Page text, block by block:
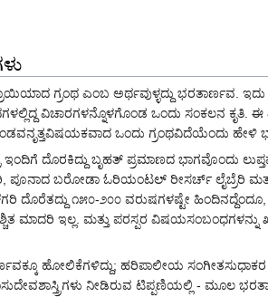
ಗ್ರಂಥ ಎಂಬ ಅರ್ಥವುಳ್ಳದ್ದು ಭರತಾರ್ಣವ.
ವಿಚಾರಗಳನ್ನೊಳಗೊಂಡ ಒಂದು ಸಂಕಲನ ಕೃತಿ. ಈ
ಒಂದು ಗ್ರಂಥವಿದೆಯೆಂದು ಹೇಳಿ
ದೊರಕಿದ್ದು ಬೃಹತ್ ಪ್ರಮಾಣದ ಭಾಗವೊಂದು
ಪೂನಾದ ಬರೋಡಾ ಓರಿಯಂಟಲ್ ರೀಸರ್ಚ್ ಲೈಬ್ರೆರಿ
ದೊರೆತದ್ದು ೧೫೦-೨೦೦ ವರುಷಗಳಷ್ಟೇ
ಮಾದರಿ ಇಲ್ಲ. ಮತ್ತು ಪರಸ್ಪರ
ಹೋಲಿಕೆಗಳಿದ್ದು; ಹರಿಪಾಲೀಯ
ನೀಡಿರುವ ಟಿಪ್ಪಣಿಯಲ್ಲಿ - ಮೂಲ